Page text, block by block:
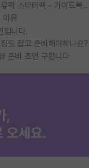
[무료] 2026 미국 대학원 유학 스타터팩 - 가이드북 & 합격자 컨택메일 템플릿
이유
입니다.
도 잡고 준비해야하나요?
준비 조언 구합니다